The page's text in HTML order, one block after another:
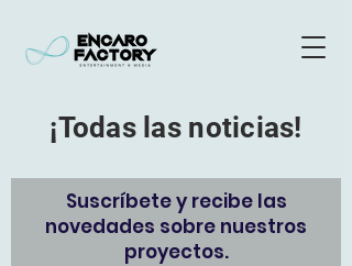
¡Todas las noticias!
Suscríbete y recibe las
novedades sobre nuestros
proyectos.